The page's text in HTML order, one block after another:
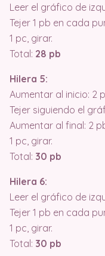
Leer el gráfico de
Tejer 1 pb en cada
1 pc, girar.
Total: 28 pb
Hilera 5:
Aumentar al inicio: 2
Tejer siguiendo el
Aumentar al final: 2
1 pc, girar.
Total: 30 pb
Hilera 6:
Leer el gráfico de
Tejer 1 pb en cada
1 pc, girar.
Total: 30 pb